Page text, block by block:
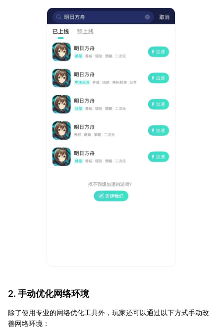
2. 手动优化网络环境
除了使用专业的网络优化工具外，玩家还可以通过以下方式手动改
善网络环境：